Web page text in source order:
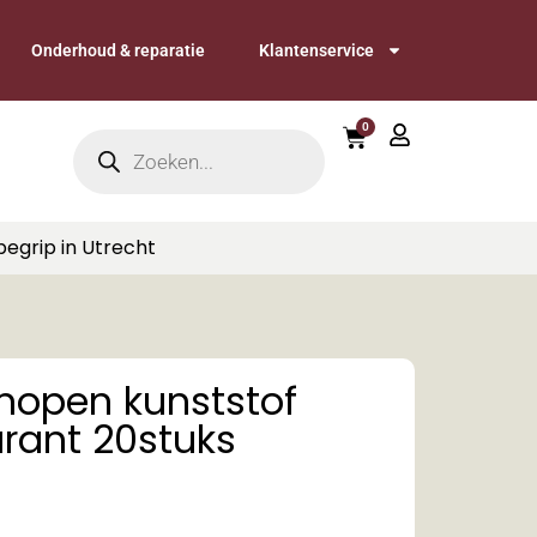
Onderhoud & reparatie Klantenservice
0
in Utrecht
kunststof
20stuks